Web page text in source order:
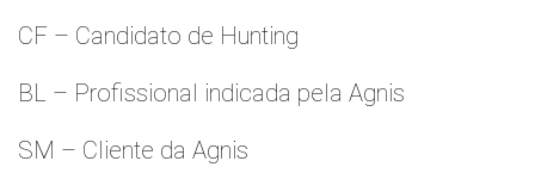
CF – Candidato de Hunting
BL – Profissional indicada pela Agnis
SM – Cliente da Agnis